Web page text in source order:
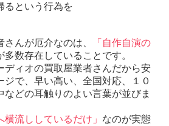
るという行為を
んが厄介なのは、
「自作自演の
多数存在していることです。
ディオの買取屋業者さんだから安
ジで、早い高い、全国対応、１０
などの耳触りのよい言葉が並びま
横流ししているだけ」 なのが実態